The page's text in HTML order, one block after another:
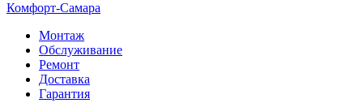
Комфорт-Самара
Монтаж
Обслуживание
Ремонт
Доставка
Гарантия